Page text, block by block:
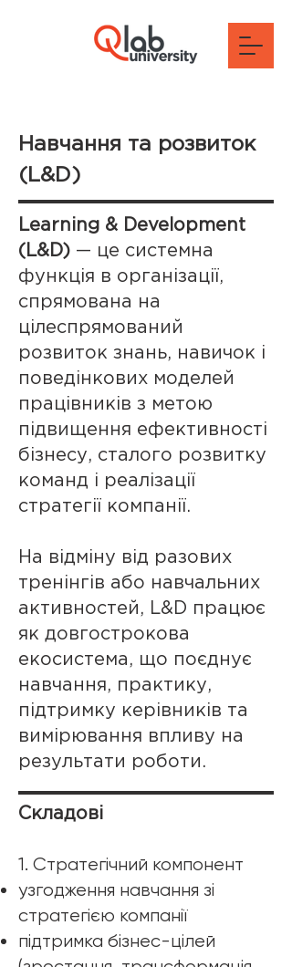
Навчання та розвиток
(L&D)
Learning & Development
(L&D) — це системна
функція в організації,
спрямована на
цілеспрямований
розвиток знань, навичок і
поведінкових моделей
працівників з метою
підвищення ефективності
бізнесу, сталого розвитку
команд і реалізації
стратегії компанії.
На відміну від разових
тренінгів або навчальних
активностей, L&D працює
як довгострокова
екосистема, що поєднує
навчання, практику,
підтримку керівників та
вимірювання впливу на
результати роботи.
Складові
1. Стратегічний компонент
узгодження навчання зі
стратегією компанії
підтримка бізнес-цілей